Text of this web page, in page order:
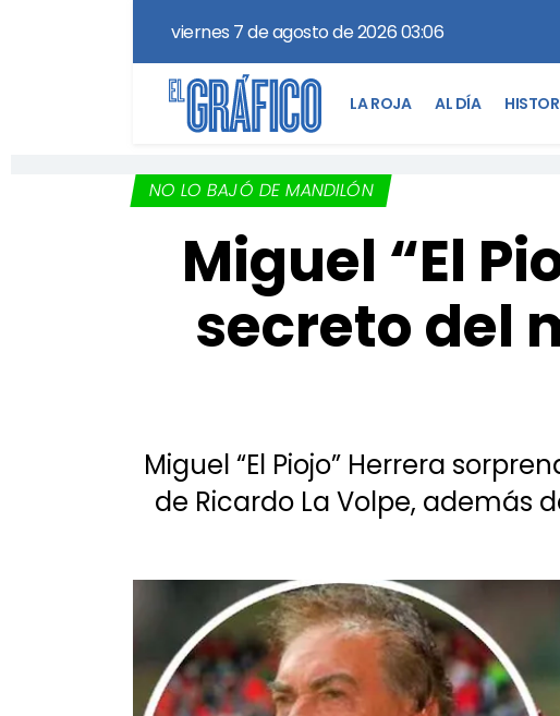
viernes 7 de agosto de 2026 03:06
LA ROJA AL DÍA
NO LO BAJÓ DE MANDILÓN
Miguel “El
secreto del
Miguel “El Piojo” Herrera
de Ricardo La Volpe, además